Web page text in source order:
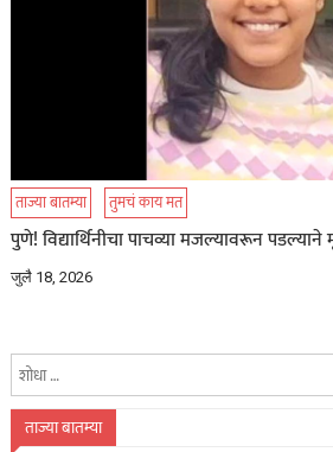
ताज्या बातम्या तुमचं काय मत
पुणे! विद्यार्थिनीचा पाचव्या मजल्यावरून पडल्याने
जुलै 18, 2026
ताज्या बातम्या